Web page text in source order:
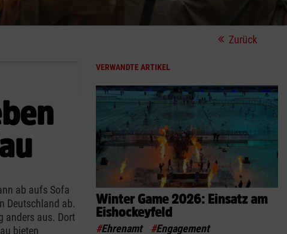
Zurück
ab aufs Sofa
Deutschland ab.
anders aus. Dort
bieten
VERWANDTE ARTIKEL
Winter Game 2026: Einsatz am
Eishockeyfeld
#Ehrenamt #Engagement